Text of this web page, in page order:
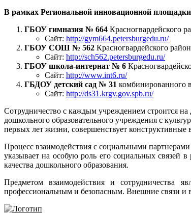
В рамках Региональной инновационной площадки
ГБОУ гимназия № 664 Красногвардейского
Сайт: http://gym664.petersburgedu.ru/
ГБОУ СОШ № 562 Красногвардейского
Сайт: http://sch562.petersburgedu.ru/
ГБОУ школа-интернат № 6
Сайт: http://www.int6.ru/
ГБДОУ детский сад № 31 комбинированного
Сайт: http://ds31.krgv.gov.spb.ru/
Сотрудничество с каждым учреждением строится на
дошкольного образовательного учреждения с
первых лет жизни, совершенствует конструктивные
Процесс взаимодействия с социальными партнерами
указывает на особую роль его социальных
качества дошкольного образования.
Предметом взаимодействия и сотрудничества
профессиональным и безопасным. Внешние связи и